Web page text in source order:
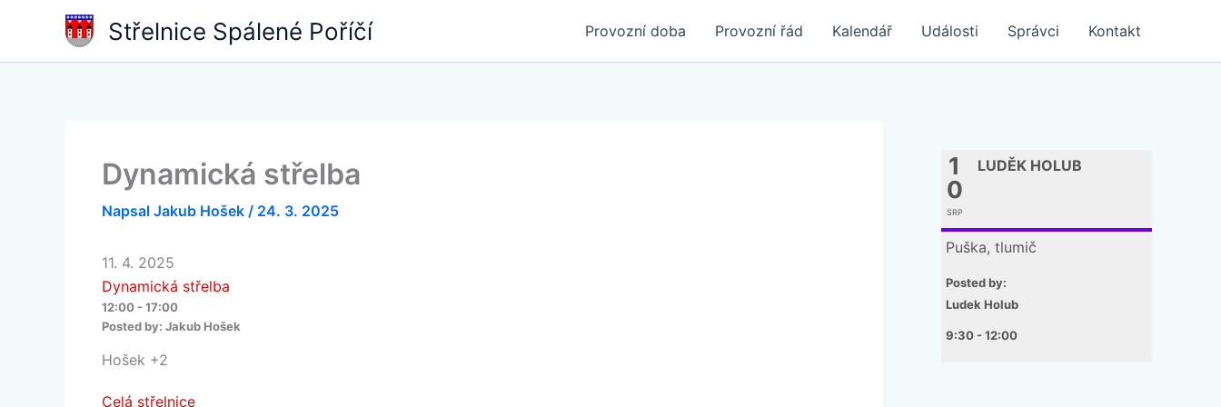
obsah
Střelnice Spálené Poříčí Provozní doba Provozní řád Kalendář Události Správci Kontakt
Dynamická střelba
Napsal Jakub Hošek / 24. 3. 2025
11. 4. 2025
Dynamická střelba
12:00 - 17:00
Posted by: Jakub Hošek
Hošek +2
Celá střelnice
1
0
SRP
LUDĚK HOLUB
Puška, tlumič
Posted by:
Ludek Holub
9:30 - 12:00